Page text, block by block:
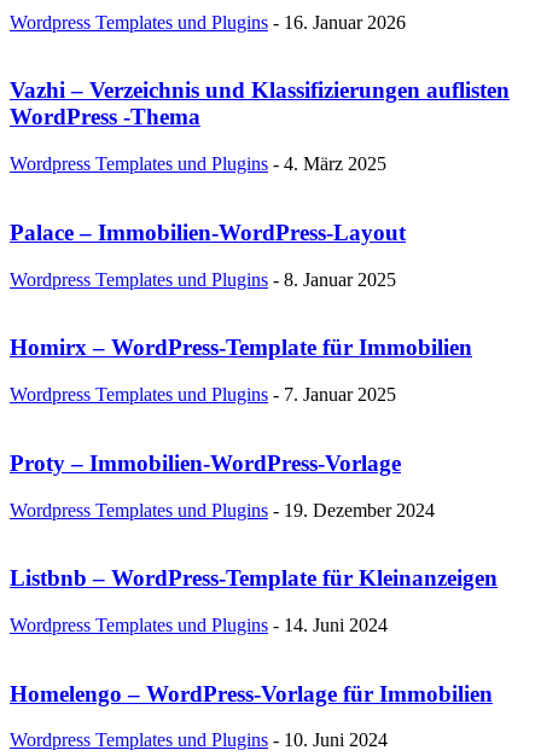
Wordpress Templates und Plugins - 16. Januar 2026
Vazhi – Verzeichnis und Klassifizierungen auflisten
WordPress -Thema
Wordpress Templates und Plugins - 4. März 2025
Palace – Immobilien-WordPress-Layout
Wordpress Templates und Plugins - 8. Januar 2025
Homirx – WordPress-Template für Immobilien
Wordpress Templates und Plugins - 7. Januar 2025
Proty – Immobilien-WordPress-Vorlage
Wordpress Templates und Plugins - 19. Dezember 2024
Listbnb – WordPress-Template für Kleinanzeigen
Wordpress Templates und Plugins - 14. Juni 2024
Homelengo – WordPress-Vorlage für Immobilien
Wordpress Templates und Plugins - 10. Juni 2024